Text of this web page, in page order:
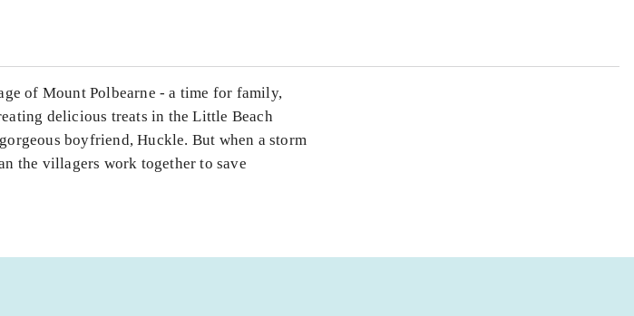
of Mount Polbearne - a time for family,
delicious treats in the Little Beach
boyfriend, Huckle. But when a storm
the villagers work together to save